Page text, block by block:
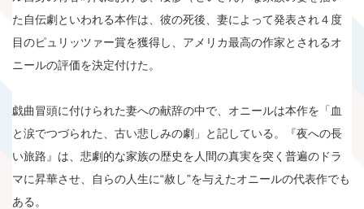
た自伝劇といわれる本作は、彼の死後、妻によって発表され４度
目のピュリッツァー賞を獲得し、アメリカ最高の作家とされるオ
ニールの評価を決定付けた。
戯曲冒頭に付けられた妻への献辞の中で、オニールは本作を「血
と涙でつづられた、古い悲しみの劇」と記している。『夜への長
い旅路』は、悲劇的な家族の歴史を人間の真実を突く普遍のドラ
マに昇華させ、自らの人生に“赦し”を与えたオニールの代表作でも
ある。